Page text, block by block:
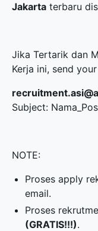
Jakarta terbaru
Jika Tertarik dan
Kerja ini, send
Subject:
NOTE:
Proses apply
email.
Proses
(GRATIS!!!).